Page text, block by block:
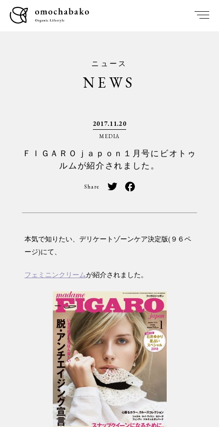
ニュース
NEWS
2017.11.20
MEDIA
ＦＩＧＡＲＯｊａｐｏｎ１月号にビオトゥ
ルムが紹介されました。
Share
本気で知りたい、デリケートゾーンケア決定版(９６ペ
ージ)にて、
フェミニンクリームが紹介されました。